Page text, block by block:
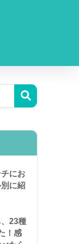
にお
に紹
23種
！感